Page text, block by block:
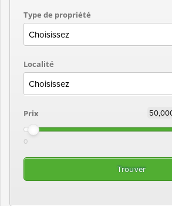
Type de propriété
Localité
Prix
0